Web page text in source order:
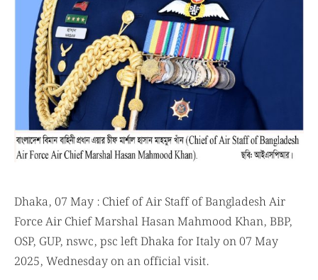
Dhaka, 07 May : Chief of Air Staff of Bangladesh Air
Force Air Chief Marshal Hasan Mahmood Khan, BBP,
OSP, GUP, nswc, psc left Dhaka for Italy on 07 May
2025, Wednesday on an official visit.